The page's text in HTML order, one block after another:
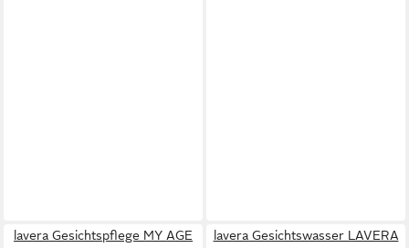
lavera Gesichtspflege MY AGE
lavera Gesichtswasser LAVERA